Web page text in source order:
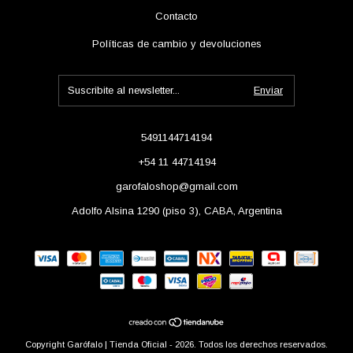
Contacto
Políticas de cambio y devoluciones
5491144714194
+54 11 44714194
garofaloshop@gmail.com
Adolfo Alsina 1290 (piso 3), CABA, Argentina
Copyright Garófalo | Tienda Oficial - 2026. Todos los derechos reservados.